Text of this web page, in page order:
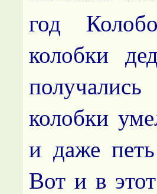
год
колобки
колобки
и даже
Вот и в